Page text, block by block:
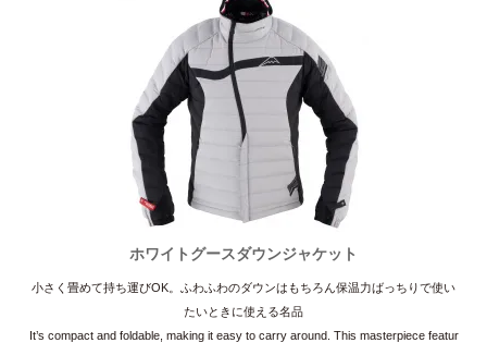
ホワイトグースダウンジャケット
小さく畳めて持ち運びOK。ふわふわのダウンはもちろん保温力ばっちりで使い
たいときに使える名品
It’s compact and foldable, making it easy to carry around. This masterpiece featur